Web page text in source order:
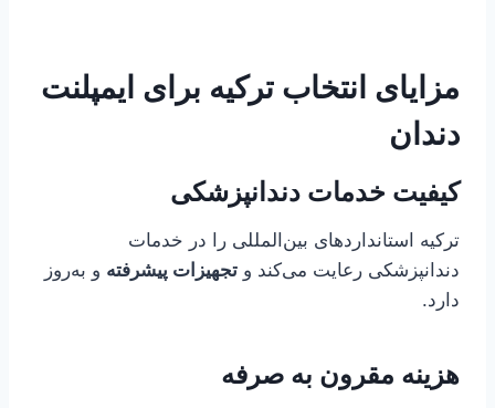
مزایای انتخاب ترکیه برای ایمپلنت
دندان
کیفیت خدمات دندانپزشکی
ترکیه استانداردهای بین‌المللی را در خدمات
دندانپزشکی رعایت می‌کند و تجهیزات پیشرفته و به‌روز
دارد.
هزینه مقرون به صرفه